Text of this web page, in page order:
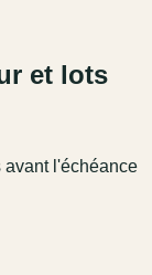
et lots
avant l'échéance